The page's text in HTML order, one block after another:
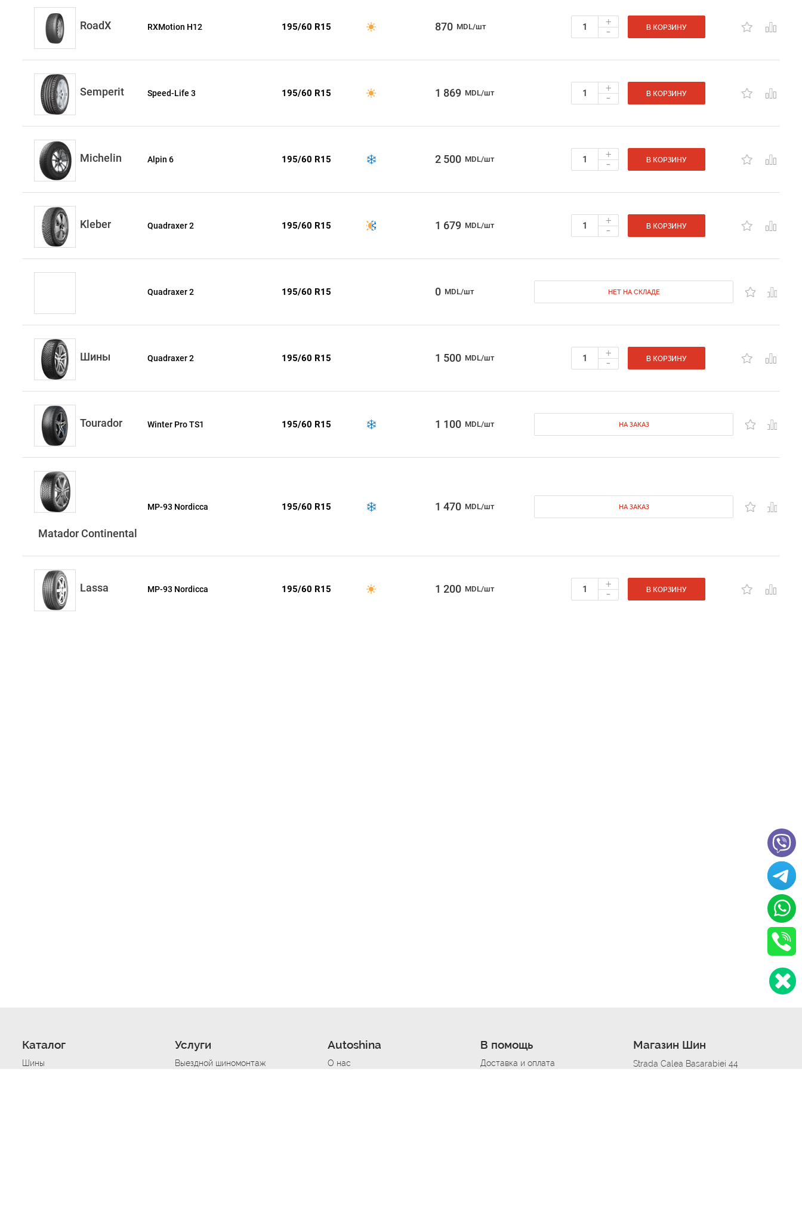
RoadX RXMotion H12 195/60 R15 870 MDL/шт +
- В КОРЗИНУ
Semperit Speed-Life 3 195/60 R15 1 869 MDL/шт +
- В КОРЗИНУ
Michelin Alpin 6 195/60 R15 2 500 MDL/шт +
- В КОРЗИНУ
Kleber Quadraxer 2 195/60 R15 1 679 MDL/шт +
- В КОРЗИНУ
Quadraxer 2 195/60 R15 0 MDL/шт НЕТ НА СКЛАДЕ
Шины Quadraxer 2 195/60 R15 1 500 MDL/шт +
- В КОРЗИНУ
Tourador Winter Pro TS1 195/60 R15 1 100 MDL/шт НА ЗАКАЗ
Matador Continental
MP-93 Nordicca 195/60 R15 1 470 MDL/шт НА ЗАКАЗ
Lassa MP-93 Nordicca 195/60 R15 1 200 MDL/шт +
- В КОРЗИНУ
Каталог
Шины
Услуги
Выездной шиномонтаж
Autoshina
О нас
В помощь
Доставка и оплата
Магазин Шин
Strada Calea Basarabiei 44